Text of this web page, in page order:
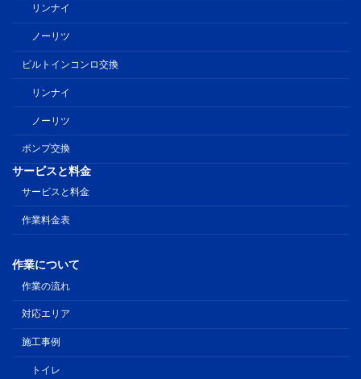
リンナイ
ノーリツ
ビルトインコンロ交換
リンナイ
ノーリツ
ポンプ交換
サービスと料金
サービスと料金
作業料金表
作業について
作業の流れ
対応エリア
施工事例
トイレ